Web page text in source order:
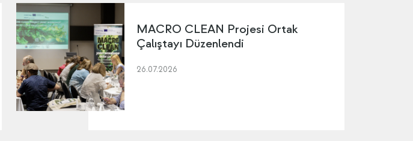
MACRO CLEAN Projesi Ortak
Çalıştayı Düzenlendi
26.07.2026